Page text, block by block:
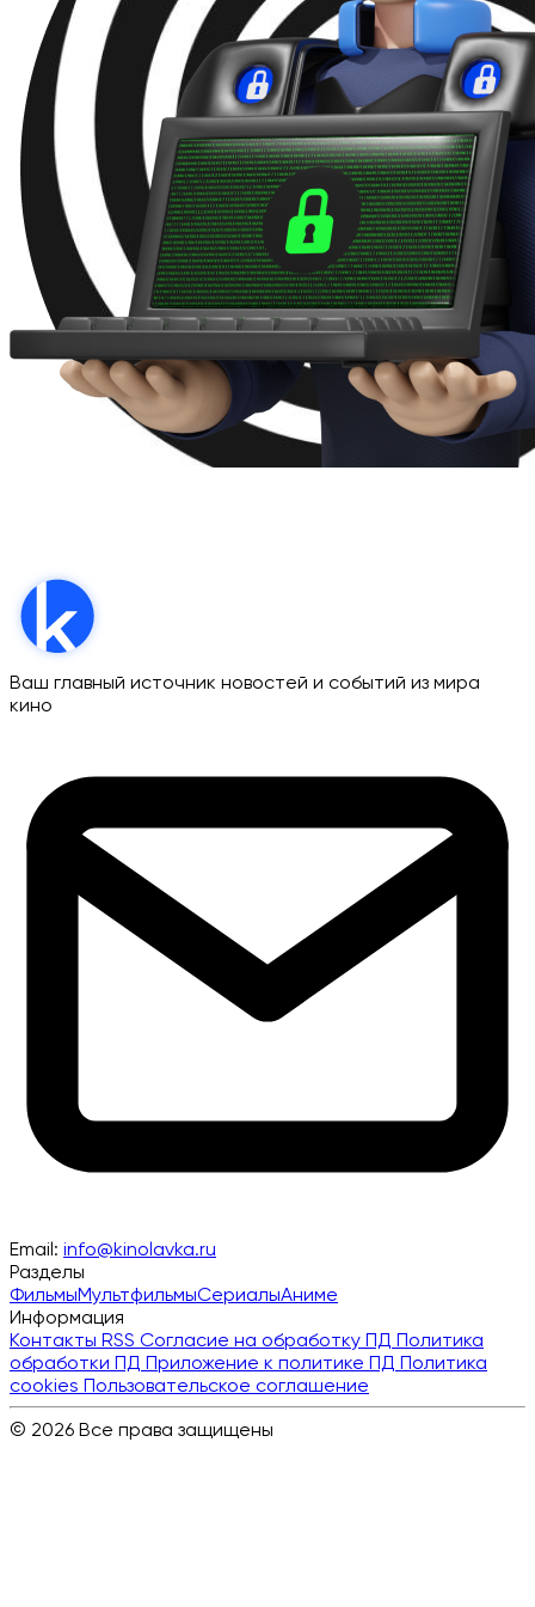
Ваш главный источник новостей и событий из мира
кино
Email: info@kinolavka.ru
Разделы
ФильмыМультфильмыСериалыАниме
Информация
Контакты RSS Согласие на обработку ПД Политика
обработки ПД Приложение к политике ПД Политика
cookies Пользовательское соглашение
© 2026 Все права защищены